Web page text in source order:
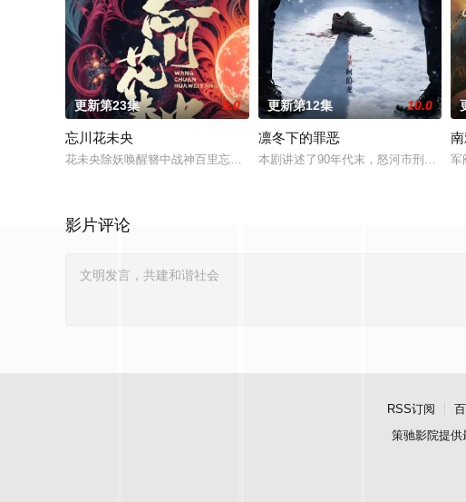
更新第23集 5.0
忘川花未央
花未央除妖唤醒簪中战神百里忘川元神，二人共感相连，一同寻仙草修复肉
更新第12集 10.0
凛冬下的罪恶
本剧讲述了90年代末，怒河市刑侦支队军
影片评论
RSS订阅
策驰影院提供